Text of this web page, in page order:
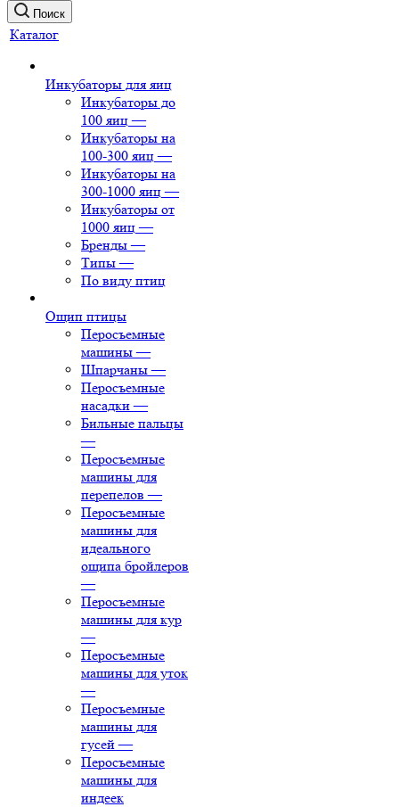
Поиск
Каталог
Инкубаторы для яиц
Инкубаторы до
100 яиц —
Инкубаторы на
100-300 яиц —
Инкубаторы на
300-1000 яиц —
Инкубаторы от
1000 яиц —
Бренды —
Типы —
По виду птиц
Ощип птицы
Перосъемные
машины —
Шпарчаны —
Перосъемные
насадки —
Бильные пальцы
—
Перосъемные
машины для
перепелов —
Перосъемные
машины для
идеального
ощипа бройлеров
—
Перосъемные
машины для кур
—
Перосъемные
машины для уток
—
Перосъемные
машины для
гусей —
Перосъемные
машины для
индеек